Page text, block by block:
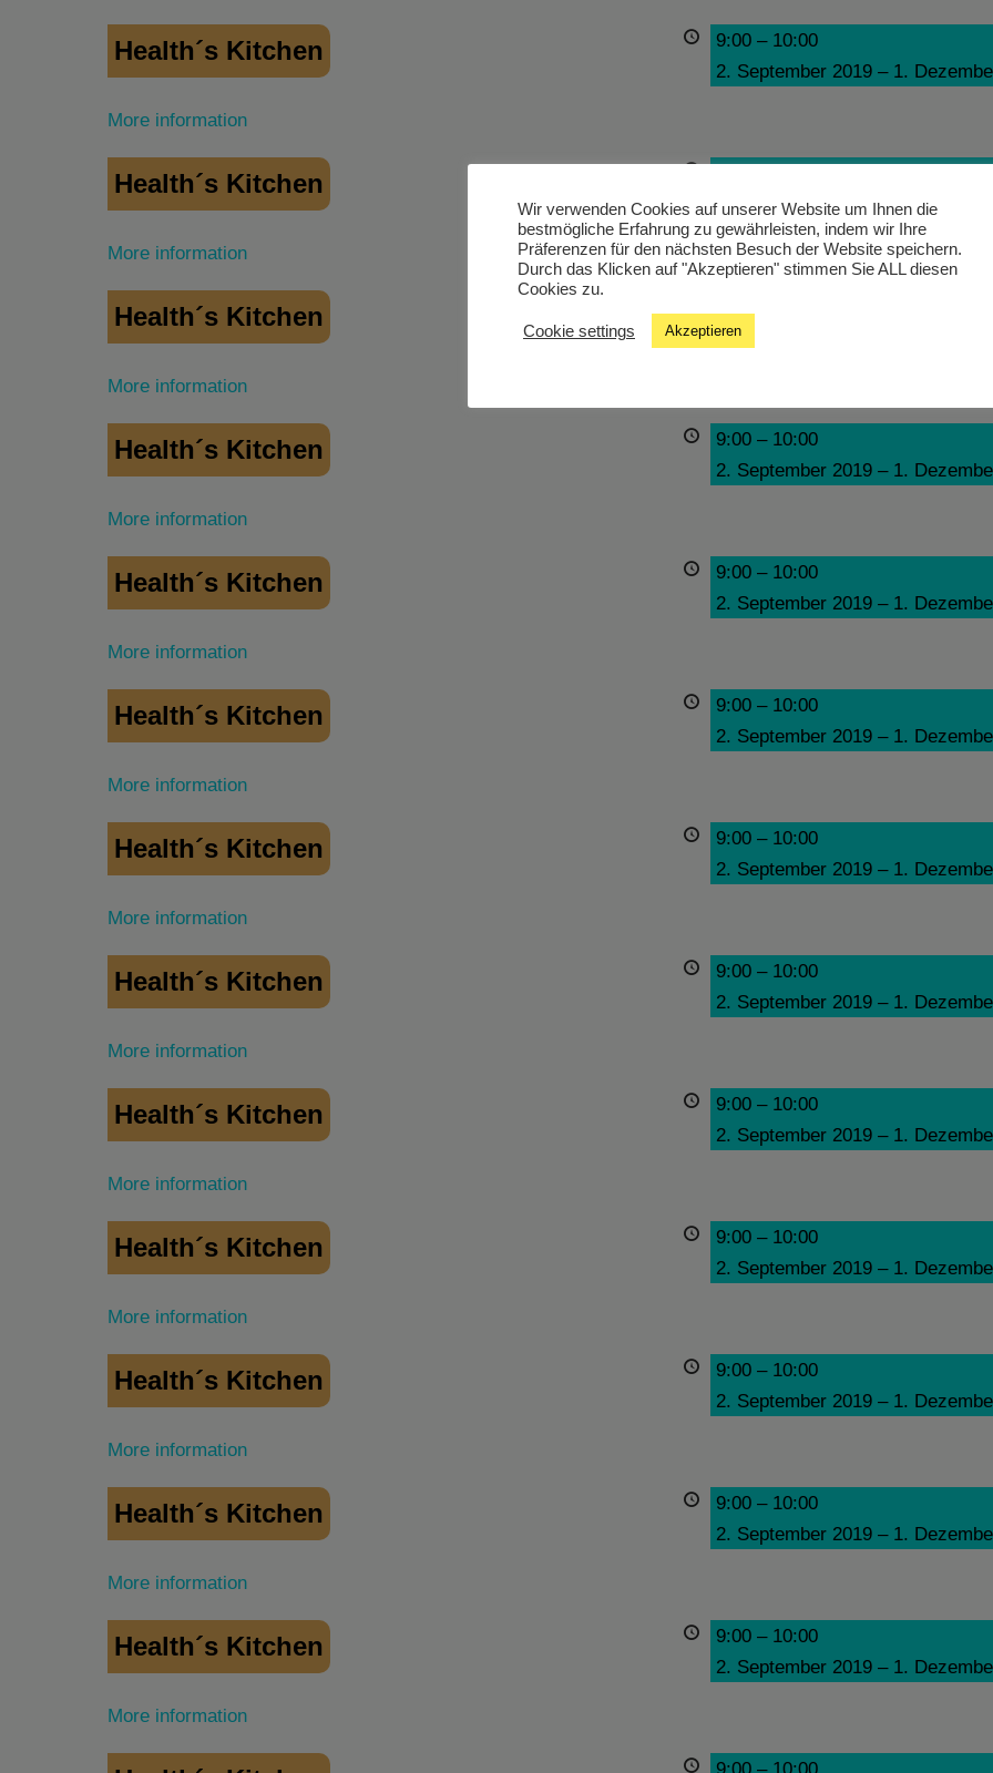
Health´s Kitchen 9:00 – 10:00
2. September 2019 – 1.
More information
Health´s Kitchen
2. September 2019 –1.
More information
Health´s Kitchen
2. September 2019
1.
More information
Health´s Kitchen 9:00 – 10:00
2. September 2019 – 1.
More information
Health´s Kitchen 9:00 – 10:00
2. September 2019 – 1.
More information
Health´s Kitchen 9:00 – 10:00
2. September 2019 – 1.
More information
Health´s Kitchen 9:00 – 10:00
2. September 2019 – 1.
More information
Health´s Kitchen 9:00 – 10:00
2. September 2019 – 1.
More information
Health´s Kitchen 9:00 – 10:00
2. September 2019 – 1.
More information
Health´s Kitchen 9:00 – 10:00
2. September 2019 – 1.
More information
Health´s Kitchen 9:00 – 10:00
2. September 2019 – 1.
More information
Health´s Kitchen 9:00 – 10:00
2. September 2019 – 1.
More information
Health´s Kitchen 9:00 – 10:00
2. September 2019 – 1.
More information
Wir verwenden Cookies auf unserer Website um Ihnen die
bestmögliche Erfahrung zu gewährleisten, indem wir Ihre
Präferenzen für den nächsten Besuch der Website speichern.
Durch das Klicken auf "Akzeptieren" stimmen Sie ALL diesen
Cookies zu.
Cookie settings Akzeptieren